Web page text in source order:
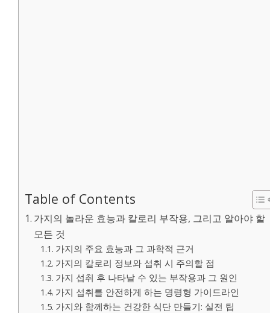
Table of Contents
가지의 놀라운 효능과 칼로리 부작용, 그리고 알아야 할
모든 것
가지의 주요 효능과 그 과학적 근거
가지의 칼로리 정보와 섭취 시 주의할 점
가지 섭취 후 나타날 수 있는 부작용과 그 원인
가지 섭취를 안전하게 하는 명령형 가이드라인
가지와 함께하는 건강한 식단 만들기: 실전 팁